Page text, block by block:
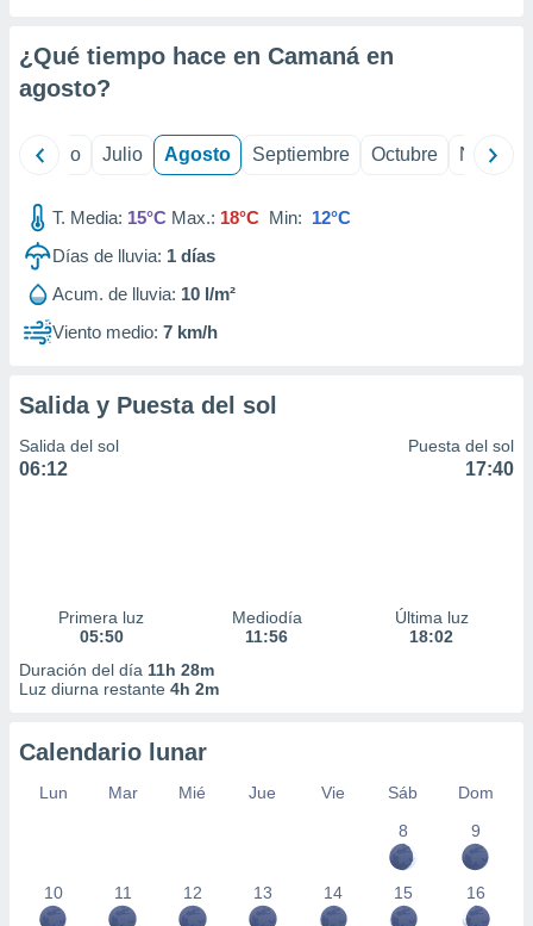
e
mediante
publicidad
publicidad
de
1199
¿Qué tiempo hace en Camaná en
agosto?
Junio Julio Agosto Septiembre Octubre
T. Media: 15°C Max.: 18°C Min: 12°C
Días de lluvia: 1 días
Acum. de lluvia: 10 l/m²
Viento medio: 7 km/h
Salida y Puesta del sol
Salida del sol
06:12
Puesta del sol
17:40
Primera luz
05:50
Mediodía
11:56
Última luz
18:02
Duración del día 11h 28m
Luz diurna restante 4h 2m
Calendario lunar
Lun Mar Mié Jue Vie Sáb
Dom
8
9
10 11 12 13 14 15 16